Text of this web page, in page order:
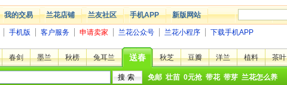
我的交易 兰花店铺 兰友社区 手机APP 新版网站
手机版 客户服务 申请卖家 兰花公众号 兰花小程序 下载手机APP
春剑 墨兰 秋榜 兔耳兰 送春 秋芝 豆瓣 洋兰 植料 茶叶
免邮 壮苗 0元抢 带花 带芽 兰花怎么养